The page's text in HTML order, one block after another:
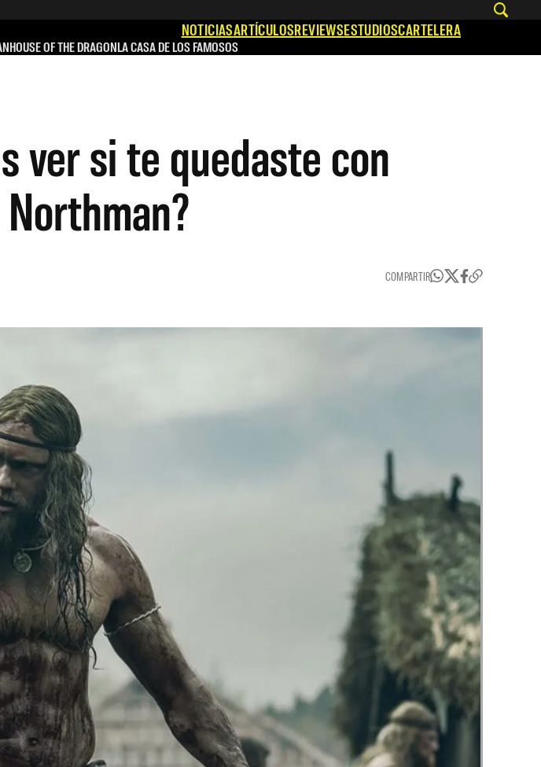
NOTICIASARTÍCULOSREVIEWSESTUDIOSCARTELERA
HOUSE OF THE DRAGONLA CASA DE LOS FAMOSOS
ver si te quedaste con
COMPARTIR